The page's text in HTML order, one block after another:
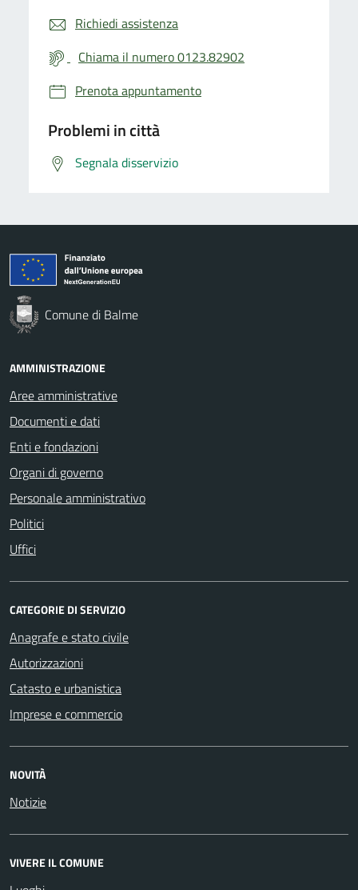
Richiedi assistenza
Chiama il numero 0123.82902
Prenota appuntamento
Problemi in città
Segnala disservizio
Comune di Balme
AMMINISTRAZIONE
Aree amministrative
Documenti e dati
Enti e fondazioni
Organi di governo
Personale amministrativo
Politici
Uffici
CATEGORIE DI SERVIZIO
Anagrafe e stato civile
Autorizzazioni
Catasto e urbanistica
Imprese e commercio
NOVITÀ
Notizie
VIVERE IL COMUNE